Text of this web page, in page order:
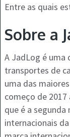
Entre as quais
Sobre a
A JadLog é uma
transportes de
uma das
começo de
que é a
internacionais